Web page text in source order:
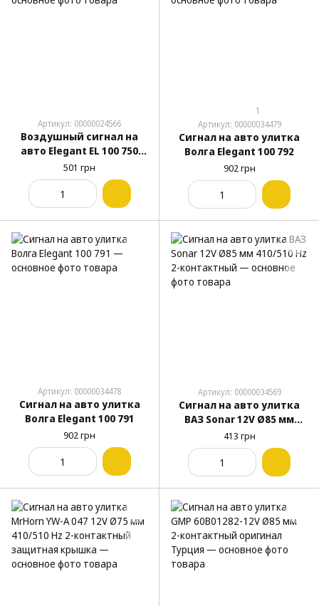
Артикул: 00000024566
Воздушный сигнал на
авто Elegant EL 100 750
12V
501 грн
1
Артикул: 00000034479
Сигнал на авто улитка
Волга Elegant 100 792
902 грн
Артикул: 00000034478
Сигнал на авто улитка
Волга Elegant 100 791
902 грн
Артикул: 00000034569
Сигнал на авто улитка
ВАЗ Sonar 12V Ø85 мм
410/510 Hz 2-контактный
413 грн